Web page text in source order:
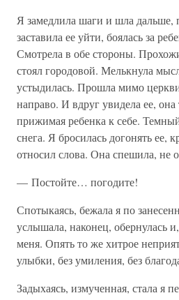
Я замедлила шаги и шла дальше,
заставила ее уйти, боялась за
Смотрела в обе стороны.
стоял городовой. Мелькнула
устыдилась. Прошла мимо
направо. И вдруг увидела ее,
прижимая ребенка к себе.
снега. Я бросилась догонять ее,
относил слова. Она спешила, не
— Постойте… погодите!
Спотыкаясь, бежала я по
услышала, наконец, обернулась
меня. Опять то же хитрое
улыбки, без умиления, без
Задыхаясь, измученная, стала я